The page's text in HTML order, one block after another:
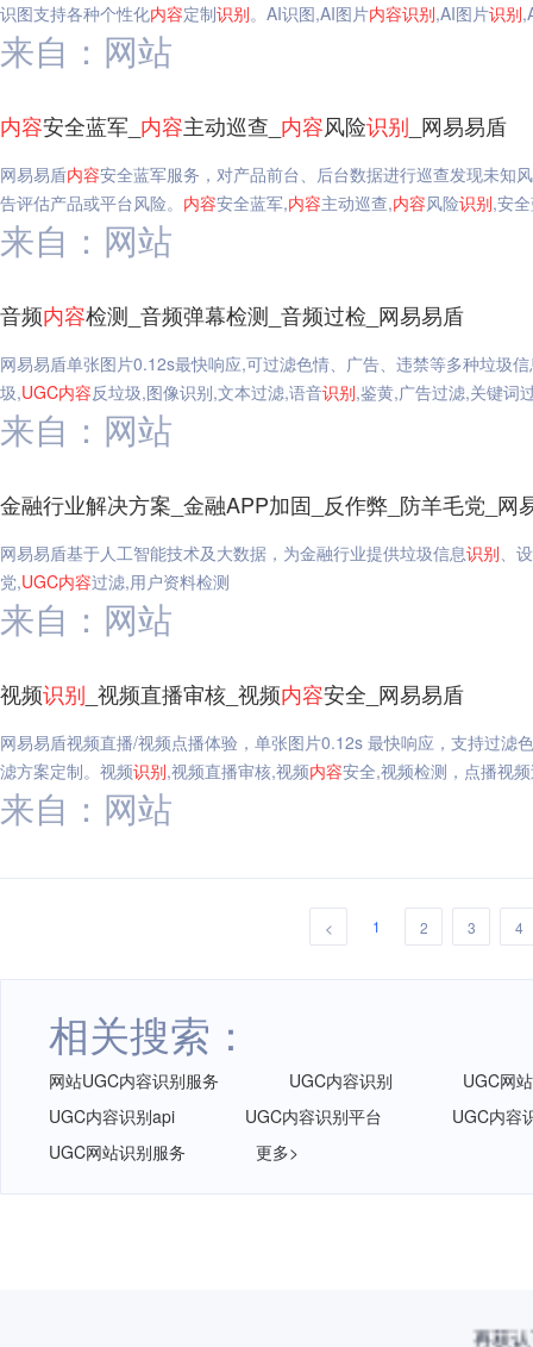
识图支持各种个性化内容定制识别。AI识图,AI图片内容识别,AI图片识别
来自：网站
内容安全蓝军_ 内容主动巡查_ 内容风险识别 _网易易盾
网易易盾内容安全蓝军服务，对产品前台、后台数据进行巡查发现未知
告评估产品或平台风险。 内容安全蓝军,内容主动巡查,内容风险识别,安
来自：网站
音频内容检测_音频弹幕检测_音频过检_网易易盾
网易易盾单张图片0.12s最快响应,可过滤色情、广告、违禁等多种垃圾
圾,UGC内容反垃圾,图像识别,文本过滤,语音识别,鉴黄,广告过滤,关键词
来自：网站
金融行业解决方案_金融APP加固_反作弊_防羊毛党_网
网易易盾基于人工智能技术及大数据，为金融行业提供垃圾信息识别、
党,UGC内容过滤,用户资料检测
来自：网站
视频识别 _视频直播审核_视频内容安全_网易易盾
网易易盾视频直播/视频点播体验，单张图片0.12s 最快响应，支持过
滤方案定制。视频识别,视频直播审核,视频内容安全,视频检测，点播视
来自：网站
< 1 2 3 4
相关搜索：
网站UGC内容识别服务 UGC内容识别
UGC网
UGC内容识别api
UGC内容识别平台
UGC内容
UGC网站识别服务
更多>
再获